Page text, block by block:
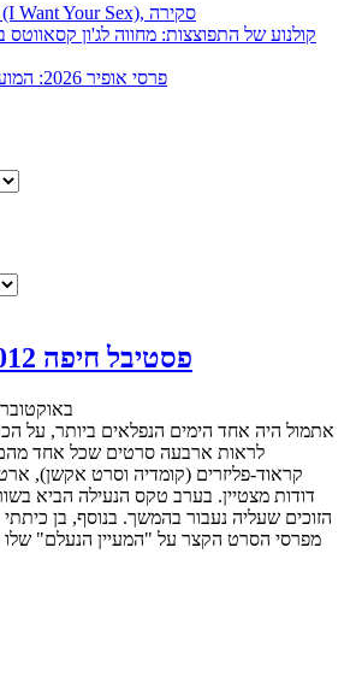
״בוסית בהפרעה״ (I Want Your Sex), סקירה
קולנוע של התפוצצות: מחווה לג'ון
פרסי אופיר 2026: המועמדים והמועמדות
פסטיבל חיפה 2012: היום השמיני
7 באוקטובר 2012
לראות ארבעה סרטים שכל אחד מהם
קראוד-פליזרים (קומדיה וסרט אקשן),
דודות מצטיין. בערב טקס הנעילה הביא
הזוכים שעליה נעבור בהמשך. בנוסף, בן כיתתי
מפרסי הסרט הקצר על "המעיין הנעלם" שלו